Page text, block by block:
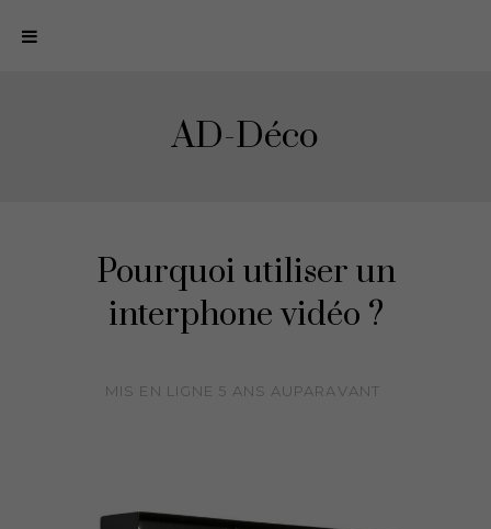
N
AD-Déco
Pourquoi utiliser un
interphone vidéo ?
MIS EN LIGNE 5 ANS AUPARAVANT